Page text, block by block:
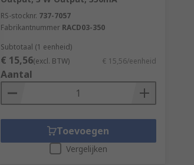
RS-stocknr. 737-7057
Fabrikantnummer RACD03-350
Subtotaal (1 eenheid)
€ 15,56(excl. BTW) € 15,56/eenheid
Aantal
Toevoegen
Vergelijken